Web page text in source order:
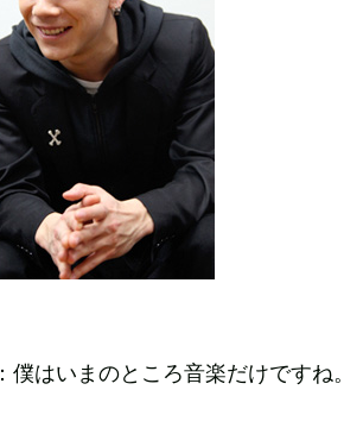
：僕はいまのところ音楽だけですね。